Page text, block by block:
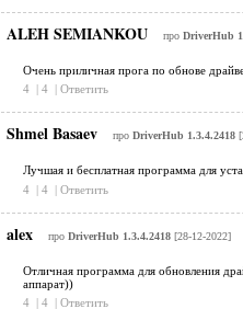
ALEH SEMIANKOU про DriverHub
Очень приличная прога по обнове
4 | 4 | Ответить
Shmel Basaev про DriverHub 1.3.4.2418
Лучшая и бесплатная программа для
4 | 4 | Ответить
alex про DriverHub 1.3.4.2418[28-12-2022]
Отличная программа для обновления
аппарат))
4 | 4 | Ответить